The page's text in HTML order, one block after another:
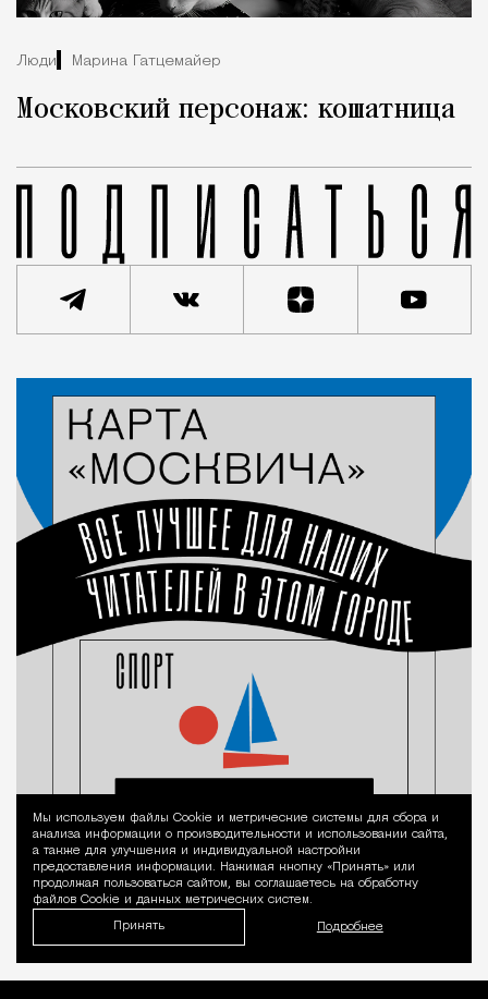
Люди Марина Гатцемайер
Московский персонаж: кошатница
Уведомление
Мы используем файлы Сookie и метрические системы для сбора и
анализа информации о производительности и использовании сайта,
а также для улучшения и индивидуальной настройки
предоставления информации. Нажимая кнопку «Принять» или
продолжая пользоваться сайтом, вы соглашаетесь на обработку
файлов Cookie и данных метрических систем.
Принять Подробнее